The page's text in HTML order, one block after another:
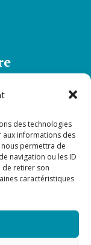
des technologies
aux informations des
permettra de
navigation ou les ID
de retirer son
caractéristiques